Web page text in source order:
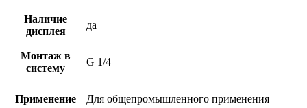
Наличие
дисплея
да
Монтаж в
систему
G 1/4
Применение Для общепромышленного применения